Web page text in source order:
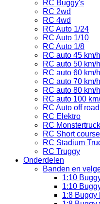
RC Buggy's
RC 2wd
RC 4wd
RC Auto 1/24
RC Auto 1/10
RC Auto 1/8
RC auto 45 km/h
RC auto 50 km/h
RC auto 60 km/h
RC auto 70 km/h
RC auto 80 km/h
RC auto 100
RC Auto off road
RC Elektro
RC Monstertruck
RC Short course
RC Stadium
RC Truggy
Onderdelen
Banden en
1:10
1:10
1:8 Buggy